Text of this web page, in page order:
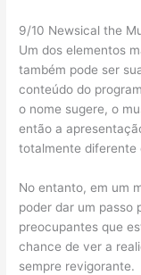
9/10 Newsical the
Um dos elementos
também pode ser
conteúdo do
o nome sugere, o
então a
totalmente diferente
No entanto, em um
poder dar um passo
preocupantes que
chance de ver a
sempre revigorante.